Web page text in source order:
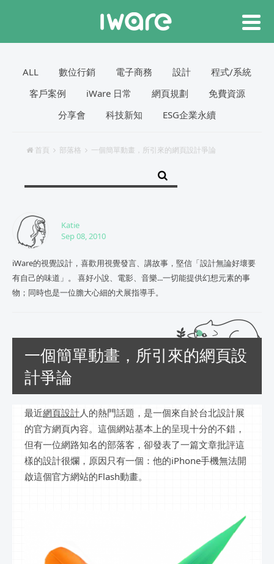
ALL 數位行銷 電子商務 設計
程式/系統
客戶案例
iWare 日常 網頁規劃
免費資源
分享會
科技新知 ESG企業永續
首頁 部落格 一個簡單動畫，所引來的網頁設計爭論
Katie
Sep 08, 2010
iWare的視覺設計，喜歡用視覺發言、講故事，堅信「設計無論好壞要
有自己的味道」。 喜好小說、電影、音樂...一切能提供幻想元素的事
物；同時也是一位膽大心細的犬展指導手。
一個簡單動畫，所引來的網頁設
計爭論
最近網頁設計人的熱門話題，是一個來自於台北設計展
的官方網頁內容。這個網站基本上的呈現十分的不錯，
但有一位網路知名的部落客，卻發表了一篇文章批評這
樣的設計很爛，原因只有一個：他的iPhone手機無法開
啟這個官方網站的Flash動畫。